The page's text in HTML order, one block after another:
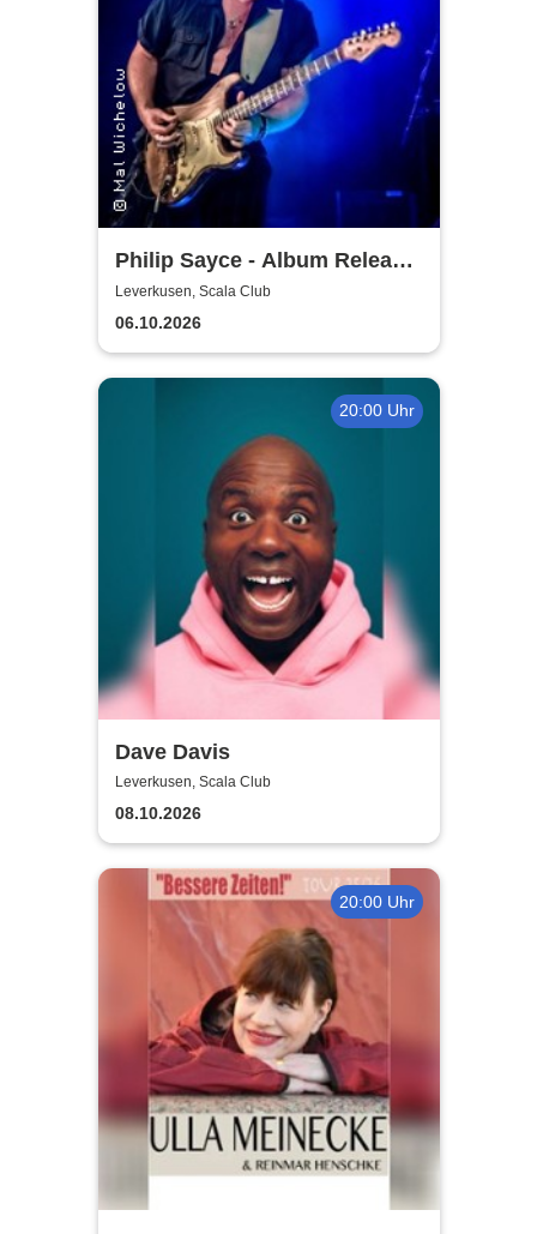
Philip Sayce - Album Release
EU Tour 2026
Leverkusen, Scala Club
06.10.2026
20:00 Uhr
Dave Davis
Leverkusen, Scala Club
08.10.2026
20:00 Uhr